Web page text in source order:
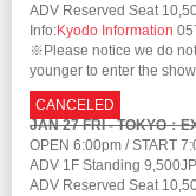
ADV Reserved Seat
Info:Kyodo Information
※Please notice we do
younger to enter the
CANCELED
JAN 27 FRI - TOKYO：
OPEN 6:00pm / START
ADV 1F Standing
ADV Reserved Seat